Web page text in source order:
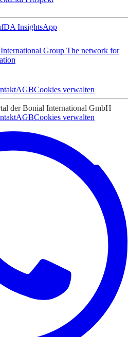
InsightsApp
Group The network for
AGBCookies verwalten
der Bonial International GmbH
AGBCookies verwalten